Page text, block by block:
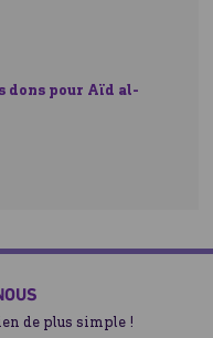
dons pour Aïd al-
de plus simple !